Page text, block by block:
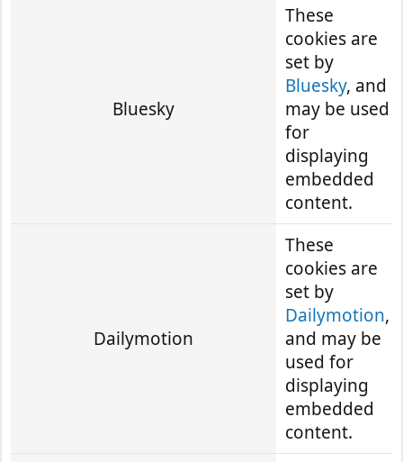
Bluesky
These
cookies are
set by
Bluesky, and
may be used
for
displaying
embedded
content.
Dailymotion
These
cookies are
set by
Dailymotion,
and may be
used for
displaying
embedded
content.